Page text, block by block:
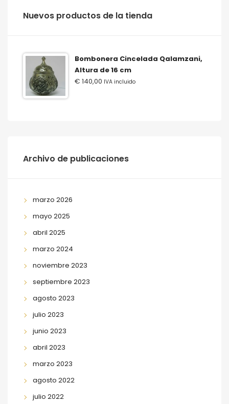
‫‪Nuevos‬‬ ‫‪productos‬‬ ‫‪de‬‬ ‫‪la‬‬ ‫‪tienda‬‬
Bombonera Cincelada Qalamzani,
Altura de 16 cm
€ 140,00 IVA incluido
Archivo de publicaciones
marzo 2026
mayo 2025
abril 2025
marzo 2024
noviembre 2023
septiembre 2023
agosto 2023
julio 2023
junio 2023
abril 2023
marzo 2023
agosto 2022
julio 2022